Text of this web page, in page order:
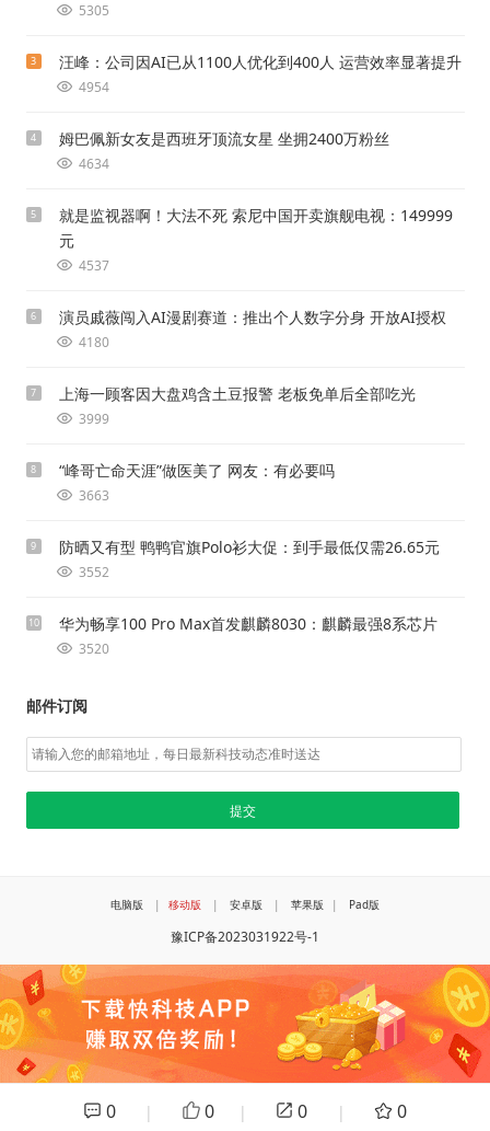
5305
3 汪峰：公司因AI已从1100人优化到400人 运营效率显著提升
4954
4 姆巴佩新女友是西班牙顶流女星 坐拥2400万粉丝
4634
5
就是监视器啊！大法不死 索尼中国开卖旗舰电视：149999
元
4537
6 演员戚薇闯入AI漫剧赛道：推出个人数字分身 开放AI授权
4180
7 上海一顾客因大盘鸡含土豆报警 老板免单后全部吃光
3999
8 “峰哥亡命天涯”做医美了 网友：有必要吗
3663
9 防晒又有型 鸭鸭官旗Polo衫大促：到手最低仅需26.65元
3552
10 华为畅享100 Pro Max首发麒麟8030：麒麟最强8系芯片
3520
邮件订阅
0 | 0 | 0 | 0
电脑版 | 移动版 | 安卓版 | 苹果版 | Pad版
豫ICP备2023031922号-1